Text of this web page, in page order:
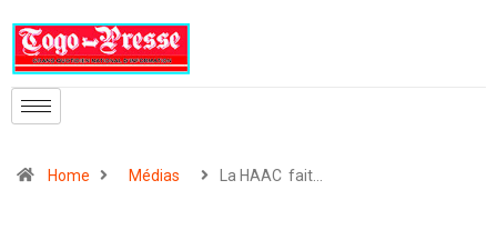
Home Médias La HAAC fait…